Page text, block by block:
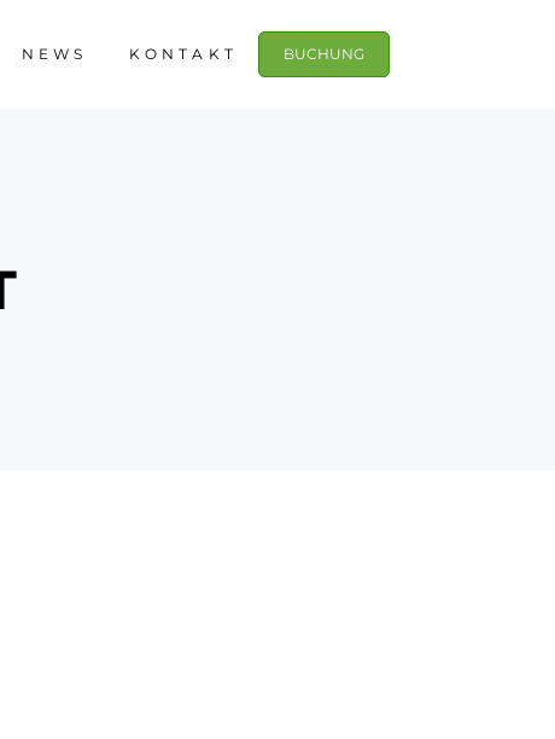
NEWS KONTAKT BUCHUNG